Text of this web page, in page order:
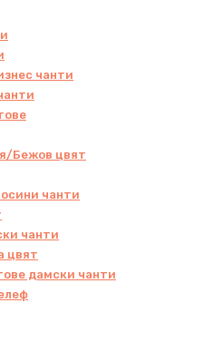
чанти
Бежов цвят
чанти
чанти
цвят
дамски чанти